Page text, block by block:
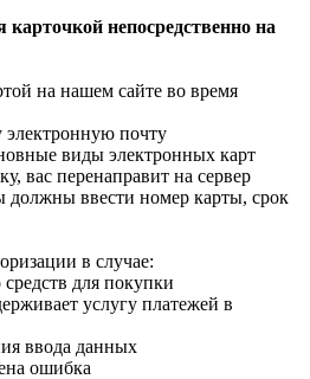
карточкой непосредственно на
на нашем сайте во время
электронную почту
виды электронных карт
вас перенаправит на сервер
должны ввести номер карты, срок
в случае:
для покупки
услугу платежей в
ввода данных
ошибка